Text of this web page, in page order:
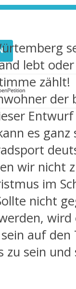
lebt
zählt!
der
es ganz
wir nicht
im
nicht
auf den
zu sein